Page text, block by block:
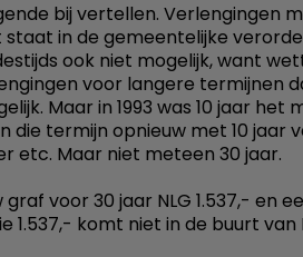
bij vertellen. Verlengingen
staat in de gemeentelijke
ook niet mogelijk, want
voor langere termijnen
Maar in 1993 was 10 jaar het
die termijn opnieuw met 10 jaar
etc. Maar niet meteen 30 jaar.
graf voor 30 jaar NLG 1.537,- en
1.537,- komt niet in de buurt van